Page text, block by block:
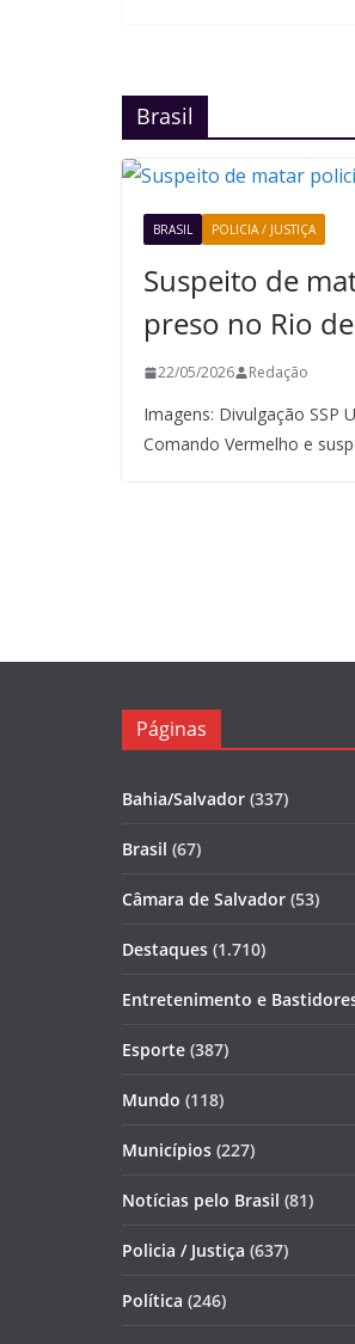
Brasil
BRASIL POLICIA / JUSTIÇA
Suspeito de
preso no Rio
22/05/2026 Redação
Imagens: Divulgação
Comando Vermelho e
Páginas
Bahia/Salvador (337)
Brasil (67)
Câmara de Salvador (53)
Destaques (1.710)
Entretenimento e
Esporte (387)
Mundo (118)
Municípios (227)
Notícias pelo Brasil (81)
Policia / Justiça (637)
Política (246)